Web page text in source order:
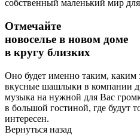
собственный маленький мир
Отмечайте
новоселье в новом доме
в кругу близких
Оно будет именно таким, каким
вкусные шашлыки в компании
музыка на нужной для Вас
в большой гостиной, где будут
интересен.
Вернуться назад